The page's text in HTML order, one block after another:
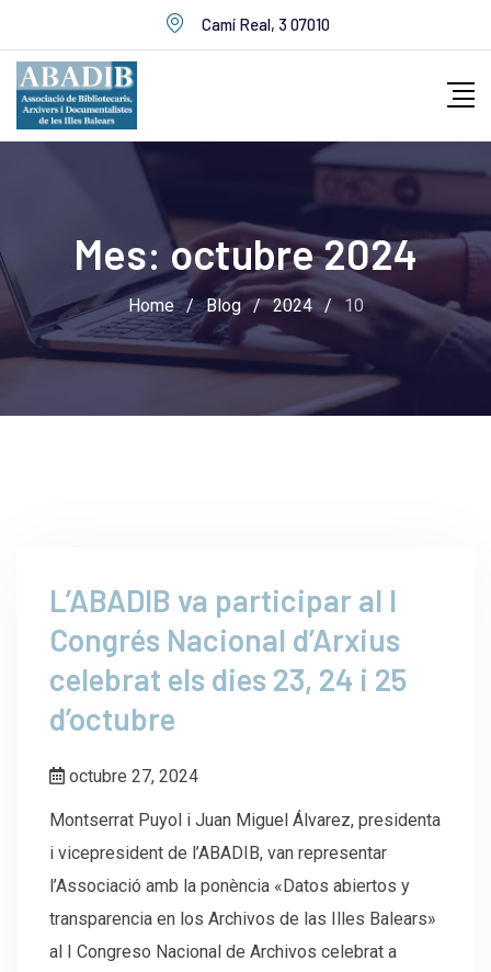
to
content
Camí Real, 3 07010
Mes: octubre 2024
Home / Blog / 2024 / 10
L’ABADIB va participar al I
Congrés Nacional d’Arxius
celebrat els dies 23, 24 i 25
d’octubre
octubre 27, 2024
Montserrat Puyol i Juan Miguel Álvarez, presidenta
i vicepresident de l’ABADIB, van representar
l’Associació amb la ponència «Datos abiertos y
transparencia en los Archivos de las Illes Balears»
al I Congreso Nacional de Archivos celebrat a